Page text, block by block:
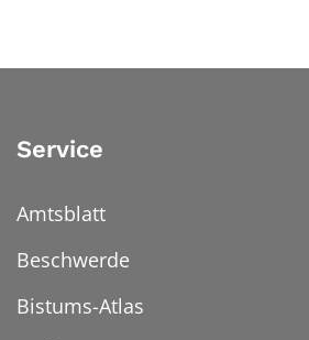
Service
Amtsblatt
Beschwerde
Bistums-Atlas